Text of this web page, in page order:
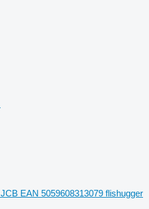
JCB EAN 5059608313079 flishugger